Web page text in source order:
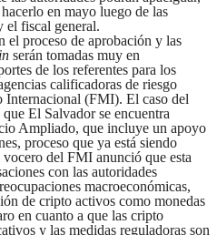
en mayo luego de las
el fiscal general.
el proceso de aprobación y las
serán tomadas muy en
de los referentes para los
calificadoras de riesgo
(FMI). El caso del
El Salvador se encuentra
Ampliado, que incluye un apoyo
proceso que ya está siendo
del FMI anunció que esta
con las autoridades
macroeconómicas,
de cripto activos como monedas
en cuanto a que las cripto
y las medidas reguladoras son